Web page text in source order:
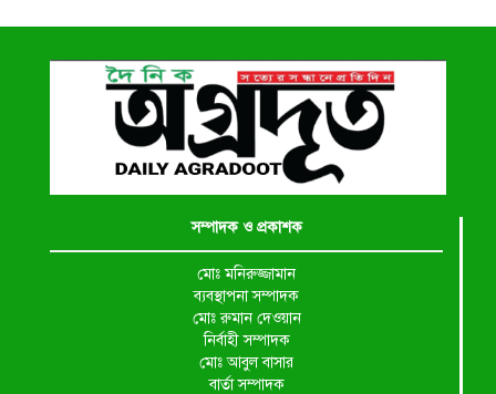
সম্পাদক ও প্রকাশক
মোঃ মনিরুজ্জামান
ব্যবস্থাপনা সম্পাদক
মোঃ রুমান দেওয়ান
নির্বাহী সম্পাদক
মোঃ আবুল বাসার
বার্তা সম্পাদক